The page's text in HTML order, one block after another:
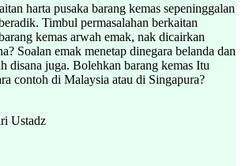
harta pusaka barang kemas sepeninggalan
Timbul permasalahan berkaitan
kemas arwah emak, nak dicairkan
Soalan emak menetap dinegara belanda dan
disana juga. Bolehkan barang kemas Itu
contoh di Malaysia atau di Singapura?
Ustadz